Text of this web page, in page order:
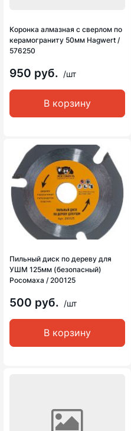
Коронка алмазная с сверлом по
керамограниту 50мм Hagwert /
576250
950 руб. /шт
В корзину
Пильный диск по дереву для
УШМ 125мм (безопасный)
Росомаха / 200125
500 руб. /шт
В корзину